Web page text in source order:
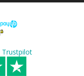
Trustpilot